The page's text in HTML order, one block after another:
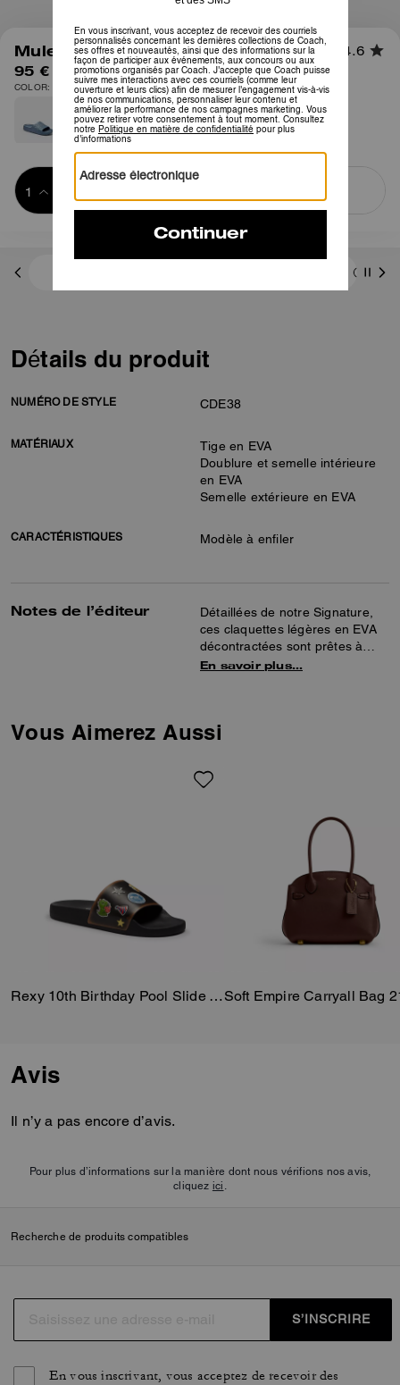
1/6
Mule Bay en Toile Signature 4.6
95 €
COLOR: Noir
panier
Détails du produit
NUMÉRO DE STYLE CDE38
MATÉRIAUX
Tige en EVA
Doublure et semelle intérieure
en EVA
Semelle extérieure en EVA
CARACTÉRISTIQUES Modèle à enfiler
Notes de l’éditeur
Détaillées de notre Signature,
ces claquettes légères en EVA
décontractées sont prêtes à
vous accompagner au bord de
confort tout au long de la
En savoir plus…
Vous Aimerez Aussi
Rexy 10th Birthday Pool Slide With Sticker Print Soft Empire Carryall Bag
Avis
Il n’y a pas encore d’avis.
Pour plus d’informations sur la manière dont nous vérifions nos avis,
cliquez ici
Recherche de produits compatibles
S’INSCRIRE
En vous inscrivant, vous acceptez de recevoir des